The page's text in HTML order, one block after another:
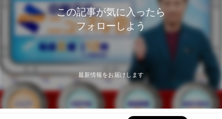
この記事が気に入ったら
フォローしよう
最新情報をお届けします